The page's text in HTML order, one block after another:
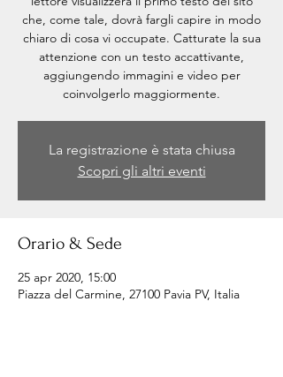
che, come tale, dovrà fargli capire in modo
chiaro di cosa vi occupate. Catturate la sua
attenzione con un testo accattivante,
aggiungendo immagini e video per
coinvolgerlo maggiormente.
La registrazione è stata chiusa
Scopri gli altri eventi
Orario & Sede
25 apr 2020, 15:00
Piazza del Carmine, 27100 Pavia PV, Italia